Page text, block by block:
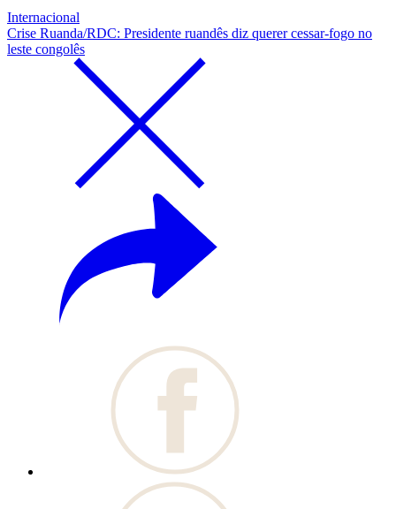
Internacional
Crise Ruanda/RDC: Presidente ruandês diz querer cessar-fogo no
leste congolês